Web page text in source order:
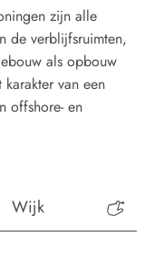
zijn alle
de verblijfsruimten,
als opbouw
van een
offshore- en
Wijk